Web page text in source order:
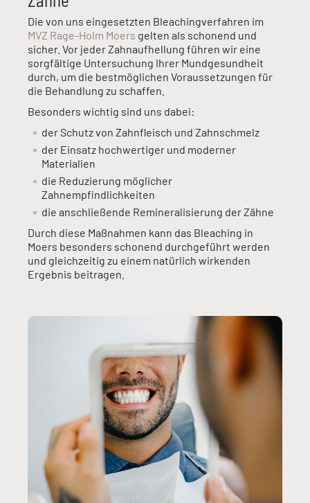
Die von uns eingesetzten Bleachingverfahren im
MVZ Rage-Holm Moers gelten als schonend und
sicher. Vor jeder Zahnaufhellung führen wir eine
sorgfältige Untersuchung Ihrer Mundgesundheit
durch, um die bestmöglichen Voraussetzungen für
die Behandlung zu schaffen.
Besonders wichtig sind uns dabei:
der Schutz von Zahnfleisch und Zahnschmelz
der Einsatz hochwertiger und moderner
Materialien
die Reduzierung möglicher
Zahnempfindlichkeiten
die anschließende Remineralisierung der Zähne
Durch diese Maßnahmen kann das Bleaching in
Moers besonders schonend durchgeführt werden
und gleichzeitig zu einem natürlich wirkenden
Ergebnis beitragen.